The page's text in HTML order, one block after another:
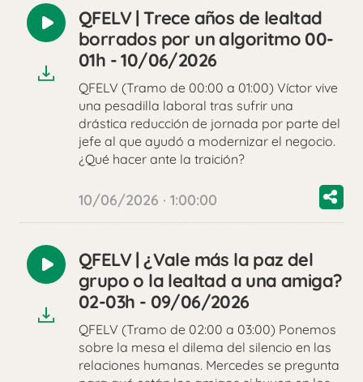
Reproducir
audio
QFELV | Trece años de lealtad
borrados por un algoritmo 00-
01h - 10/06/2026
QFELV (Tramo de 00:00 a 01:00) Víctor vive
una pesadilla laboral tras sufrir una
drástica reducción de jornada por parte del
jefe al que ayudó a modernizar el negocio.
¿Qué hacer ante la traición?
10/06/2026 · 1:00:00
Reproducir
audio
QFELV | ¿Vale más la paz del
grupo o la lealtad a una amiga?
02-03h - 09/06/2026
QFELV (Tramo de 02:00 a 03:00) Ponemos
sobre la mesa el dilema del silencio en las
relaciones humanas. Mercedes se pregunta